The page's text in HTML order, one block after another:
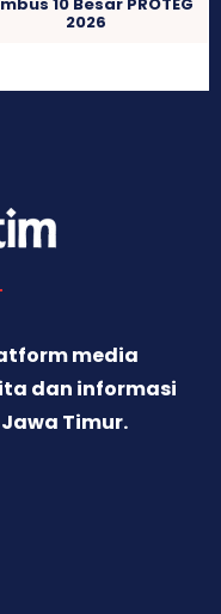
2026
media
dan informasi
Timur.